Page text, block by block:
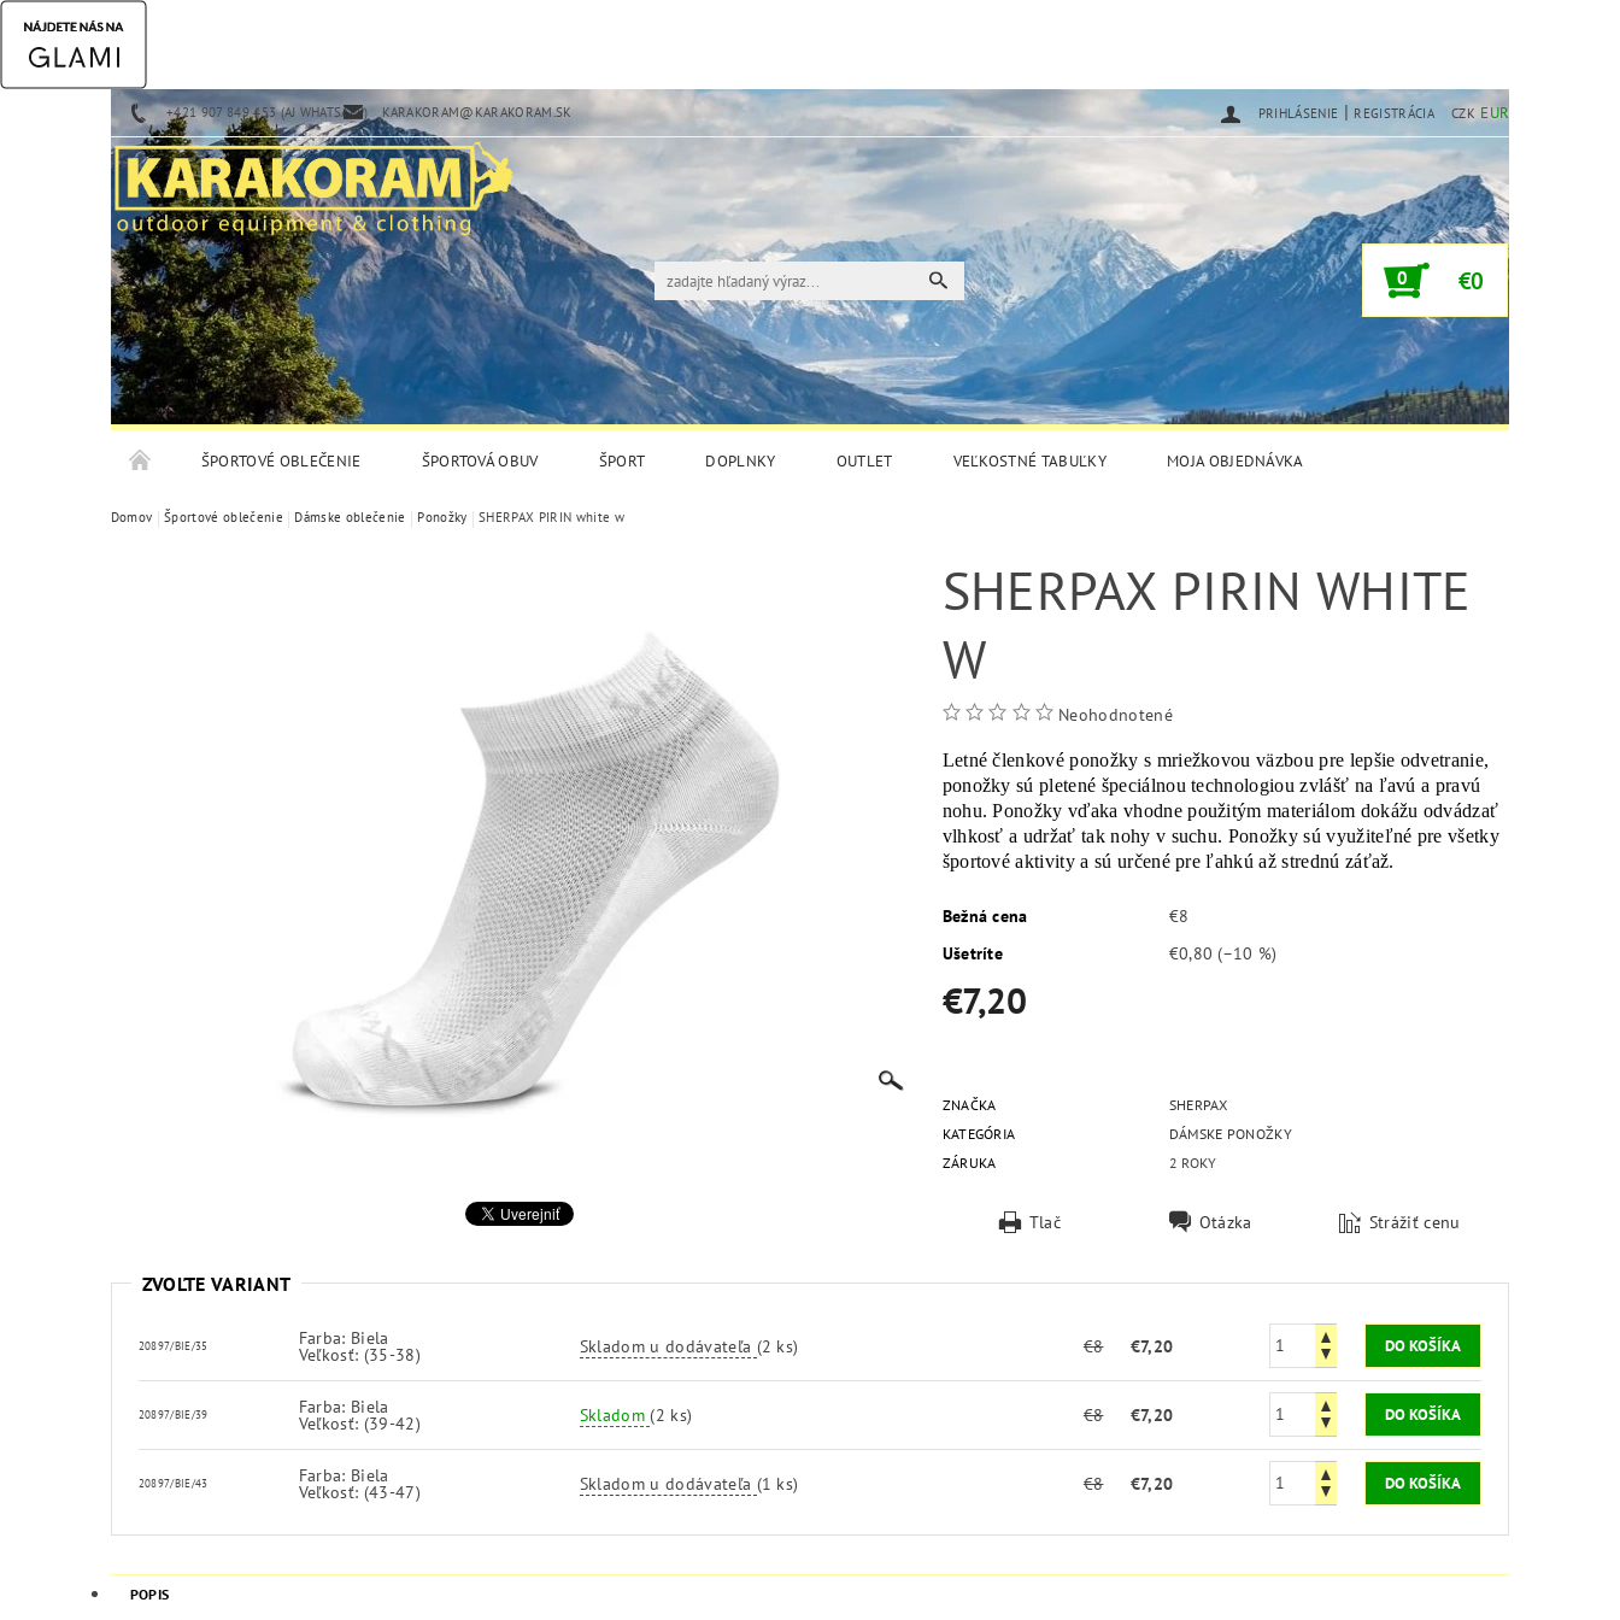
+421 907 849 453 (AJ WHATSAPP) KARAKORAM@KARAKORAM.SK CZK EUR
PRIHLÁSENIE | REGISTRÁCIA
0 €0
ŠPORTOVÉ OBLEČENIE ŠPORTOVÁ OBUV ŠPORT DOPLNKY OUTLET VEĽKOSTNÉ TABUĽKY MOJA OBJEDNÁVKA
Domov Športové oblečenie Dámske oblečenie Ponožky SHERPAX PIRIN white w
SHERPAX PIRIN WHITE
W
Neohodnotené
Letné členkové ponožky s mriežkovou väzbou pre lepšie odvetranie,
ponožky sú pletené špeciálnou technologiou zvlášť na ľavú a pravú
nohu. Ponožky vďaka vhodne použitým materiálom dokážu odvádzať
vlhkosť a udržať tak nohy v suchu. Ponožky sú využiteľné pre všetky
športové aktivity a sú určené pre ľahkú až strednú záťaž.
Bežná cena
€8
Ušetríte
€0,80(–10 %)
€7,20
ZNAČKA
SHERPAX
KATEGÓRIA
DÁMSKE PONOŽKY
ZÁRUKA
2 ROKY
Tlač Otázka Strážiť cenu
ZVOĽTE VARIANT
20897/BIE/35 Farba: Biela
Veľkosť: (35-38) Skladom u dodávateľa (2 ks) €8 €7,20
20897/BIE/39 Farba: Biela
Veľkosť: (39-42) Skladom(2 ks) €8 €7,20
20897/BIE/43 Farba: Biela
Veľkosť: (43-47) Skladom u dodávateľa (1 ks) €8 €7,20
POPIS